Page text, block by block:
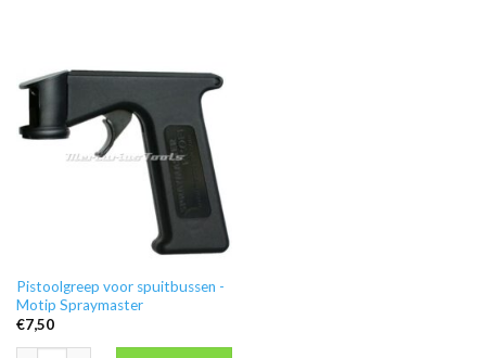
Pistoolgreep voor spuitbussen -
Motip Spraymaster
€7,50